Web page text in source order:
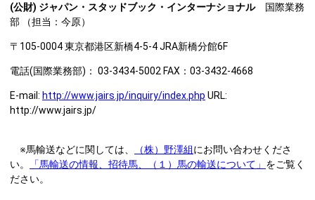
(公財) ジャパン・スタッドブック・インターナショナル
国際業務
部 （担当：今原）
〒105-0004 東京都港区新橋4-5-4 JRA新橋分館6F
電話(国際業務部)： 03-3434-5002 FAX：03-3432-4668
E-mail: http://www.jairs.jp/inquiry/index.php URL:
http://www.jairs.jp/
※馬輸送などに関しては、 （株）野澤組にお問い合わせくださ
い。
「馬輸送の情報、招待馬、（１）馬の輸送について」 をご覧く
ださい。